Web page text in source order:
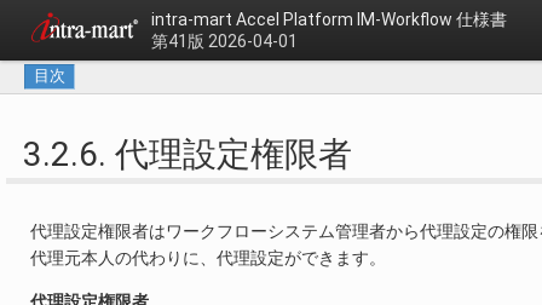
intra-mart Accel Platform IM-Workflow 仕様書
第41版 2026-04-01
目次
3.2.6. 代理設定権限者
代理設定権限者はワークフローシステム管理者から代理設定の権
代理元本人の代わりに、代理設定ができます。